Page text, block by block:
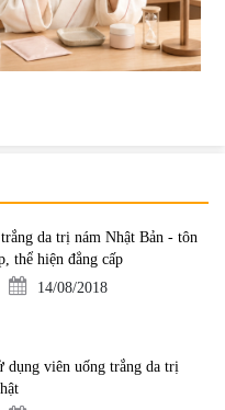
da trị nám Nhật Bản - tôn
thể hiện đẳng cấp
14/08/2018
dụng viên uống trắng da trị